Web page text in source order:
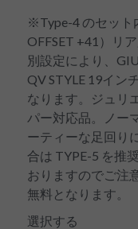
※Type-4 のセット
OFFSET +41）リ
別設定により、
QV STYLE 19イン
なります。ジュリ
パー対応品。ノー
ーティーな足回り
合は TYPE-5 を推
おりますのでご注
無料となります。
選択する